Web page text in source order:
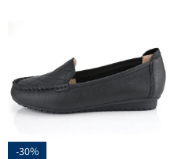
-30%